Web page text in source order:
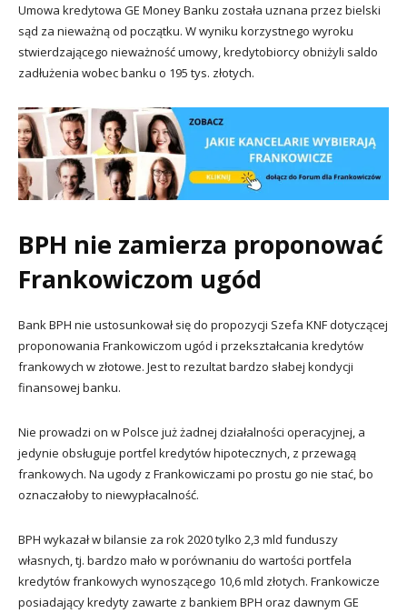
Umowa kredytowa GE Money Banku została uznana przez bielski
sąd za nieważną od początku. W wyniku korzystnego wyroku
stwierdzającego nieważność umowy, kredytobiorcy obniżyli saldo
zadłużenia wobec banku o 195 tys. złotych.
BPH nie zamierza proponować
Frankowiczom ugód
Bank BPH nie ustosunkował się do propozycji Szefa KNF dotyczącej
proponowania Frankowiczom ugód i przekształcania kredytów
frankowych w złotowe. Jest to rezultat bardzo słabej kondycji
finansowej banku.
Nie prowadzi on w Polsce już żadnej działalności operacyjnej, a
jedynie obsługuje portfel kredytów hipotecznych, z przewagą
frankowych. Na ugody z Frankowiczami po prostu go nie stać, bo
oznaczałoby to niewypłacalność.
BPH wykazał w bilansie za rok 2020 tylko 2,3 mld funduszy
własnych, tj. bardzo mało w porównaniu do wartości portfela
kredytów frankowych wynoszącego 10,6 mld złotych. Frankowicze
posiadający kredyty zawarte z bankiem BPH oraz dawnym GE